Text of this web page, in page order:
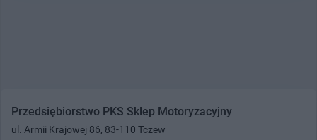
Przedsiębiorstwo PKS Sklep Motoryzacyjny
ul. Armii Krajowej 86, 83-110 Tczew